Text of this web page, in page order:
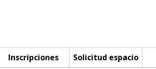
Inscripciones Solicitud espacio